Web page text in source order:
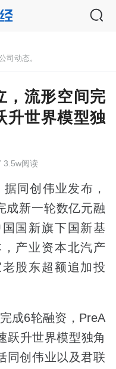
司动态。
，流形空间完
升世界模型独
3.5w阅读
同创伟业发布，
成新一轮数亿元融
国新旗下国新基
产业资本北汽产
股东超额追加投
成6轮融资，PreA
跃升世界模型独角
同创伟业以及君联